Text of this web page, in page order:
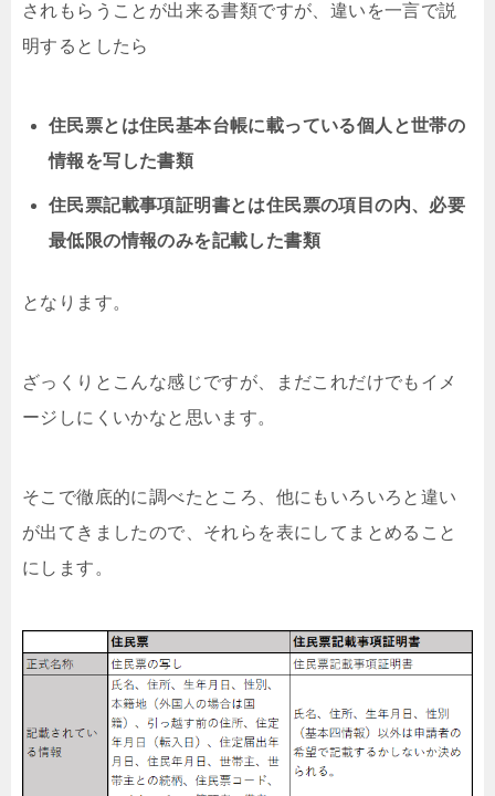
されもらうことが出来る書類ですが、違いを一言で説
明するとしたら
住民票とは住民基本台帳に載っている個人と世帯の
情報を写した書類
住民票記載事項証明書とは住民票の項目の内、必要
最低限の情報のみを記載した書類
となります。
ざっくりとこんな感じですが、まだこれだけでもイメ
ージしにくいかなと思います。
そこで徹底的に調べたところ、他にもいろいろと違い
が出てきましたので、それらを表にしてまとめること
にします。